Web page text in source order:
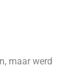
maar werd